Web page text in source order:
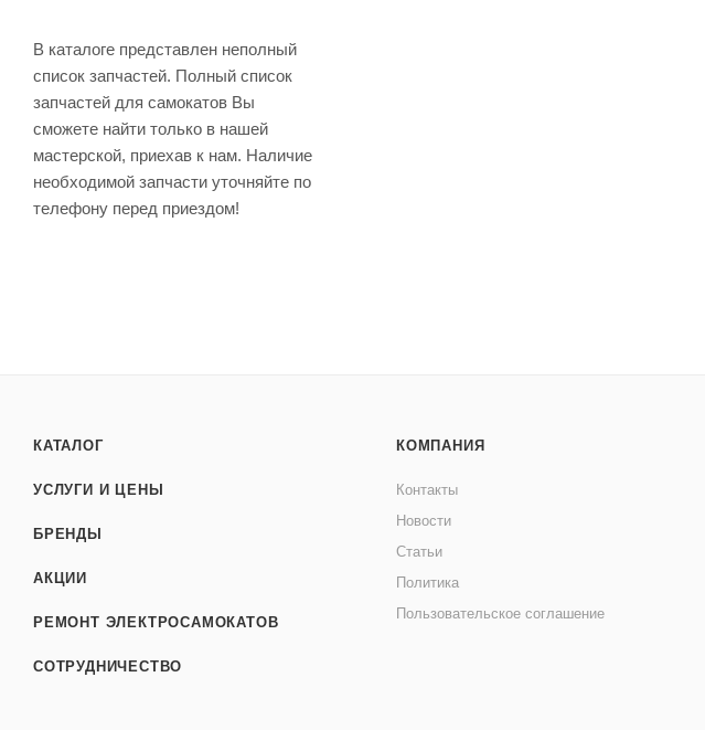
В каталоге представлен неполный
список запчастей. Полный список
запчастей для самокатов Вы
сможете найти только в нашей
мастерской, приехав к нам. Наличие
необходимой запчасти уточняйте по
телефону перед приездом!
КАТАЛОГ
УСЛУГИ И ЦЕНЫ
БРЕНДЫ
АКЦИИ
РЕМОНТ ЭЛЕКТРОСАМОКАТОВ
СОТРУДНИЧЕСТВО
КОМПАНИЯ
Контакты
Новости
Статьи
Политика
Пользовательское соглашение